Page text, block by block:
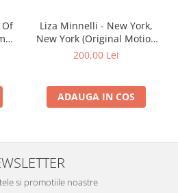
Of
Liza Minnelli - New York,
New York (Original Motion
Picture Score) (Disc Vinil)
200,00 Lei
ADAUGA IN COS
si promotiile noastre